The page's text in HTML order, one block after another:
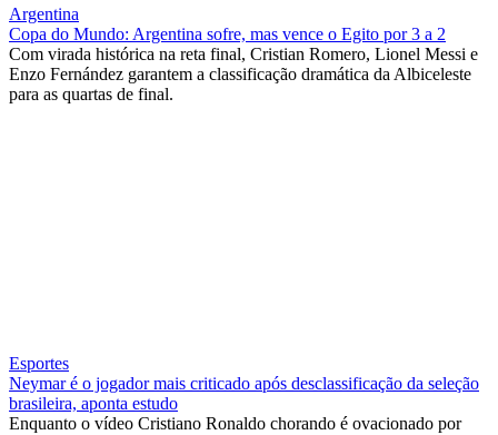
Argentina
Copa do Mundo: Argentina sofre, mas vence o Egito por 3 a 2
Com virada histórica na reta final, Cristian Romero, Lionel Messi e
Enzo Fernández garantem a classificação dramática da Albiceleste
para as quartas de final.
Esportes
Neymar é o jogador mais criticado após desclassificação da seleção
brasileira, aponta estudo
Enquanto o vídeo Cristiano Ronaldo chorando é ovacionado por